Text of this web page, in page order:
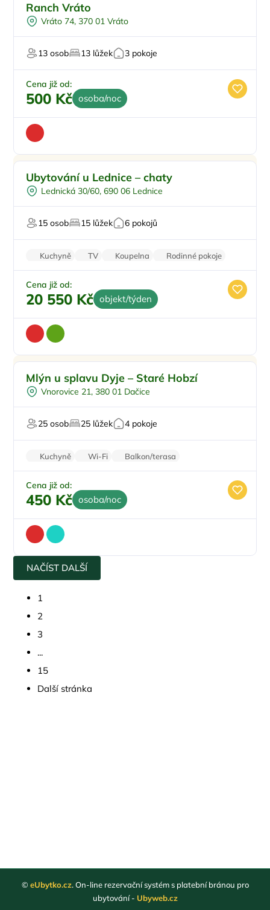
Ranch Vráto
Vráto 74, 370 01 Vráto
13 osob 13 lůžek 3 pokoje
Cena již od:
500 Kč osoba/noc
Venkovní bazén
Koupací sud
U vody
Ubytování u Lednice – chaty
Lednická 30/60, 690 06 Lednice
15 osob 15 lůžek 6 pokojů
Kuchyně TV Koupelna
Rodinné pokoje
Klimatizace
Cena již od:
20 550 Kč objekt/týden
Dětské hřiště
Venkovní bazén
Pro svatby a oslavy
Mlýn u splavu Dyje – Staré Hobzí
Vnorovice 21, 380 01 Dačice
25 osob 25 lůžek 4 pokoje
Kuchyně Wi-Fi
Balkon/terasa
Zvířata povolena
Parkování zdarma
Cena již od:
450 Kč osoba/noc
NAČÍST DALŠÍ
1
2
3
...
15
Další stránka
© eUbytko.cz. On-line rezervační systém s platební bránou pro
ubytování - Ubyweb.cz